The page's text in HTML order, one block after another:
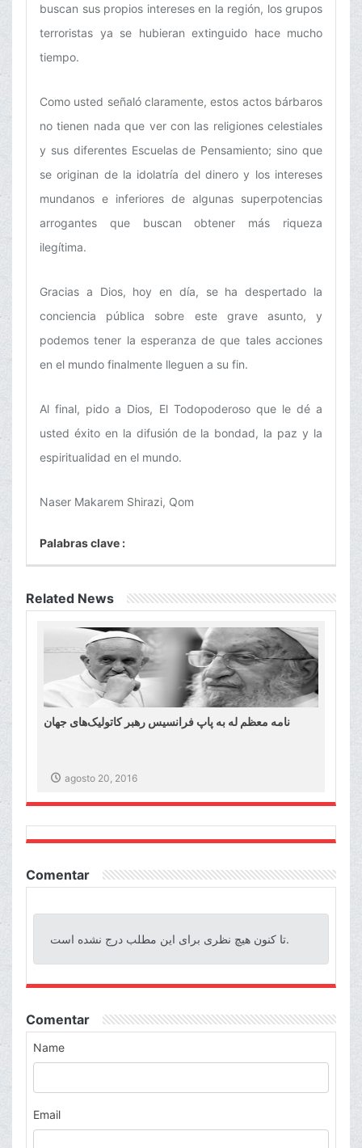
buscan sus propios intereses en la región, los grupos
terroristas ya se hubieran extinguido hace mucho
tiempo.
Como usted señaló claramente, estos actos bárbaros
no tienen nada que ver con las religiones celestiales
y sus diferentes Escuelas de Pensamiento; sino que
se originan de la idolatría del dinero y los intereses
mundanos e inferiores de algunas superpotencias
arrogantes que buscan obtener más riqueza
ilegítima.
Gracias a Dios, hoy en día, se ha despertado la
conciencia pública sobre este grave asunto, y
podemos tener la esperanza de que tales acciones
en el mundo finalmente lleguen a su fin.
Al final, pido a Dios, El Todopoderoso que le dé a
usted éxito en la difusión de la bondad, la paz y la
espiritualidad en el mundo.
Naser Makarem Shirazi, Qom
Palabras clave :
Related News
نامه معظم له به پاپ فرانسیس رهبر کاتولیک‌های جهان
agosto 20, 2016
Comentar
تا کنون هیچ نظری برای این مطلب درج نشده است.
Comentar
Name
Email